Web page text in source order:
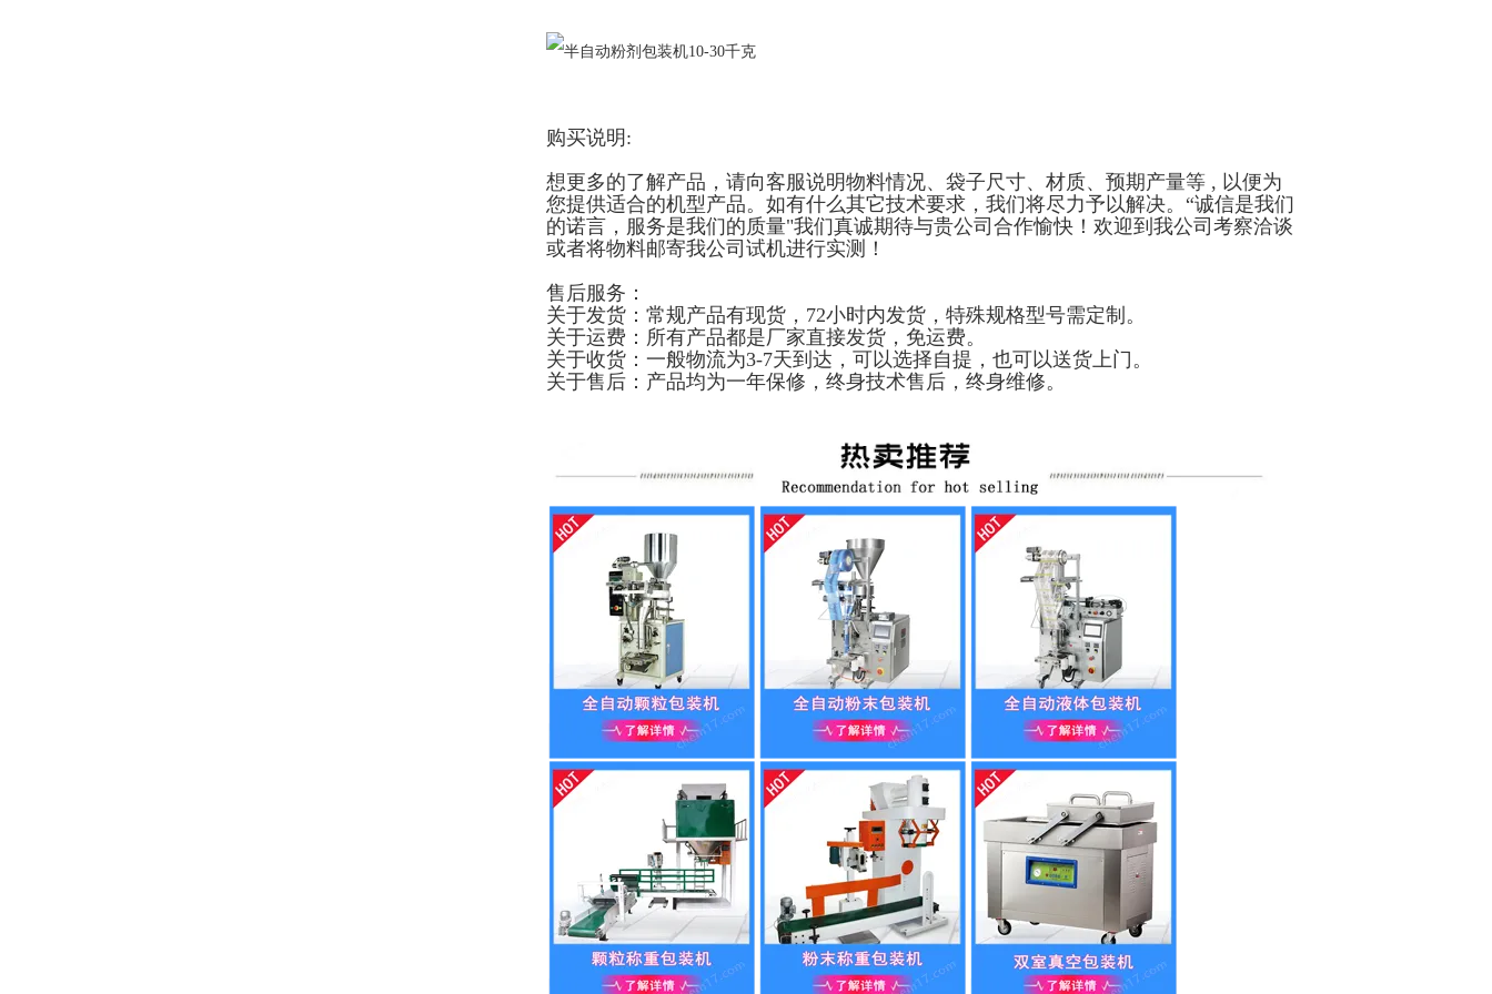
购买说明:
想更多的了解产品，请向客服说明物料情况、袋子尺寸、材质、预期产量等 , 以便为
您提供适合的机型产品。如有什么其它技术要求，我们将尽力予以解决。“诚信是我们
的诺言，服务是我们的质量"我们真诚期待与贵公司合作愉快！欢迎到我公司考察洽谈
或者将物料邮寄我公司试机进行实测！
售后服务：
关于发货：常规产品有现货，72小时内发货，特殊规格型号需定制。
关于运费：所有产品都是厂家直接发货，免运费。
关于收货：一般物流为3-7天到达，可以选择自提，也可以送货上门。
关于售后：产品均为一年保修，终身技术售后，终身维修。